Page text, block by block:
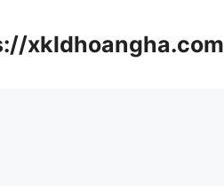
xkldhoangha.com